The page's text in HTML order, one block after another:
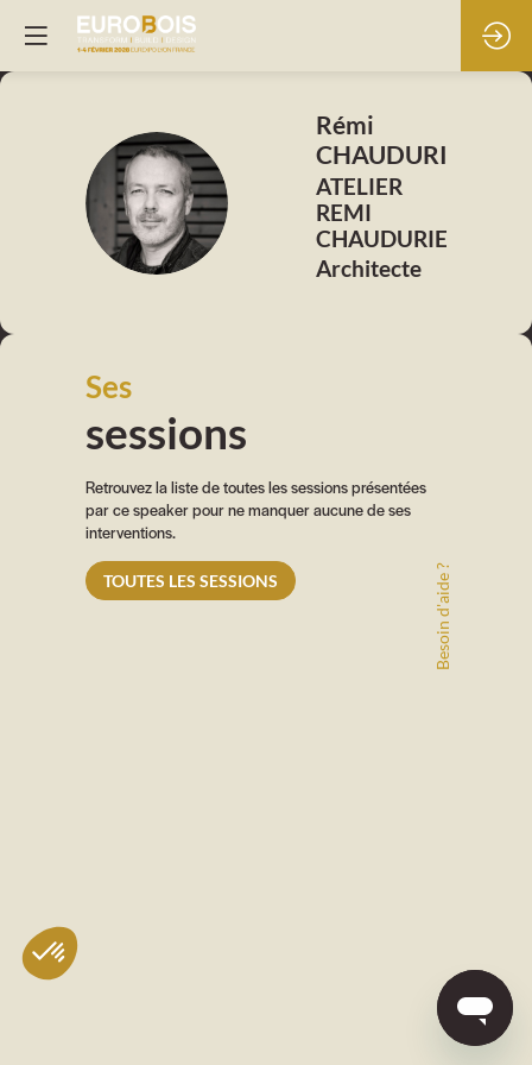
RC
Rémi
CHAUDURIÉ
ATELIER
REMI
CHAUDURIER
Architecte
Ses
sessions
Retrouvez la liste de toutes les sessions présentées
par ce speaker pour ne manquer aucune de ses
interventions.
TOUTES LES SESSIONS Besoin d'aide ?